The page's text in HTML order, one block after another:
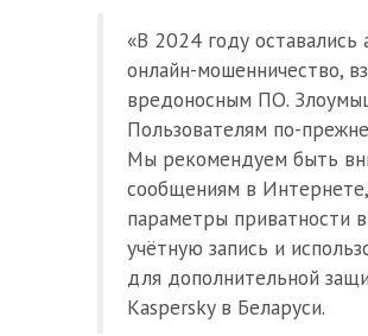
«В 2024 году оставались
онлайн-мошенничество,
вредоносным ПО.
Пользователям по-
Мы рекомендуем быть
сообщениям в
параметры приватности
учётную запись и
для дополнительной
Kaspersky в Беларуси.